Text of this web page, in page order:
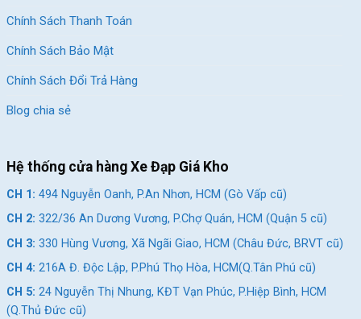
Chính Sách Thanh Toán
Chính Sách Bảo Mật
Chính Sách Đổi Trả Hàng
Blog chia sẻ
Hệ thống cửa hàng Xe Đạp Giá Kho
CH 1: 494 Nguyễn Oanh, P.An Nhơn, HCM (Gò Vấp cũ)
CH 2: 322/36 An Dương Vương, P.Chợ Quán, HCM (Quận 5 cũ)
CH 3: 330 Hùng Vương, Xã Ngãi Giao, HCM (Châu Đức, BRVT cũ)
CH 4: 216A Đ. Độc Lập, P.Phú Thọ Hòa, HCM(Q.Tân Phú cũ)
CH 5: 24 Nguyễn Thị Nhung, KĐT Vạn Phúc, P.Hiệp Bình, HCM
(Q.Thủ Đức cũ)